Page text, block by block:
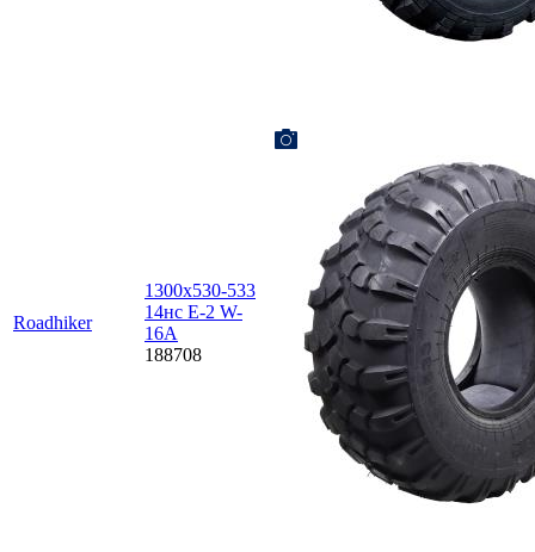
Roadhiker
1300х530-533
14нс E-2 W-
16A
188708